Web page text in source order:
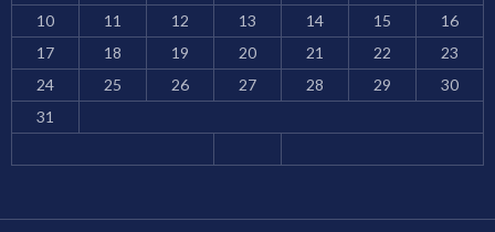
10
11 12 13 14 15
16
17
18 19 20 21 22
23
24
25 26 27 28 29
30
31